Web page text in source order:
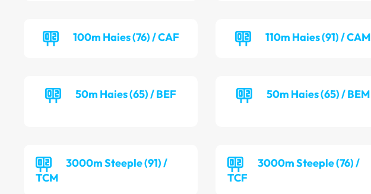
100m Haies (76) / CAF 110m Haies (91) / CAM
50m Haies (65) / BEF 50m Haies (65) / BEM
3000m Steeple (91) /
TCM
3000m Steeple (76) /
TCF